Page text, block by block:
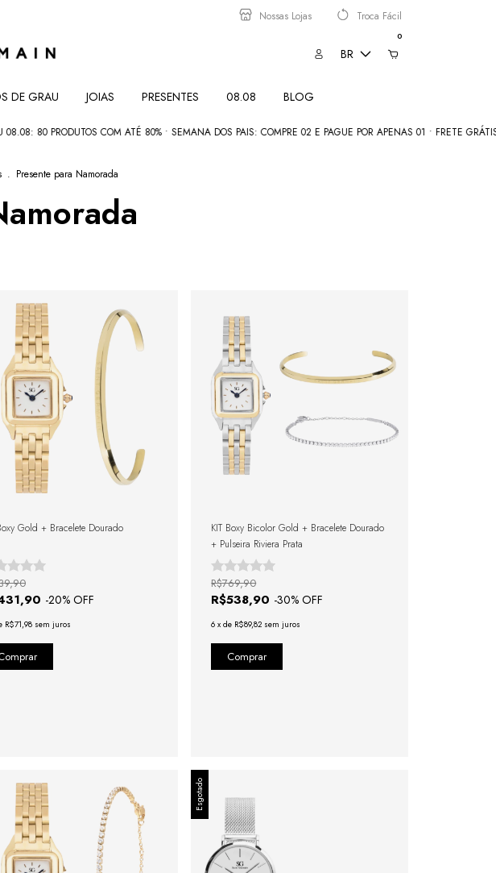
Nossas Lojas Troca Fácil
BR
0
DE GRAU JOIAS PRESENTES 08.08 BLOG
PRODUTOS COM ATÉ 80% • SEMANA DOS PAIS: COMPRE 02 E PAGUE POR APENAS 01 • FRETE GRÁTIS
. Presente para Namorada
Gold + Bracelete Dourado
-20% OFF
R$71,98 sem juros
KIT Boxy Bicolor Gold + Bracelete Dourado
+ Pulseira Riviera Prata
R$538,90 -30% OFF
R$769,90
6 xde R$89,82 sem juros
Esgotado